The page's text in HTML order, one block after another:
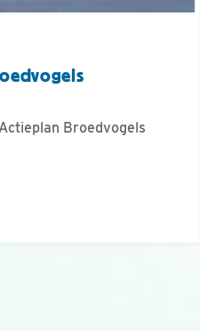
Broedvogels